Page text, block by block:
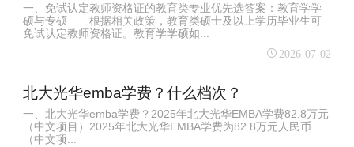
一、免试认定教师资格证的教育类专业优先选答案：教育学学
硕与专硕 根据相关政策，教育类硕士及以上学历毕业生可
免试认定教师资格证。教育学学硕如...
2026-07-02
北大光华emba学费？什么档次？
一、北大光华emba学费？2025年北大光华EMBA学费82.8万元
（中文项目）‌2025年北大光华EMBA学费为82.8万元人民币
（中文项...